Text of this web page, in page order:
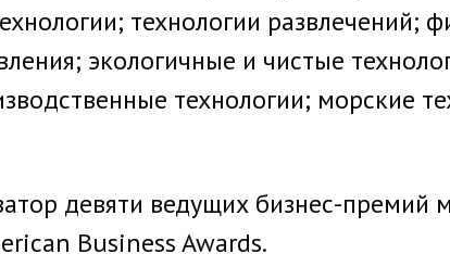
технологии развлечений;
экологичные и чистые
технологии; морские
девяти ведущих бизнес-премий
Business Awards.